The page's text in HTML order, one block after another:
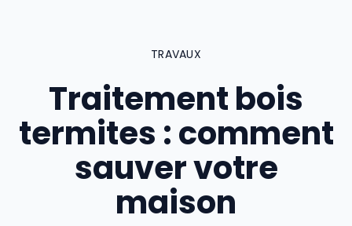
TRAVAUX
Traitement bois
termites : comment
sauver votre
maison